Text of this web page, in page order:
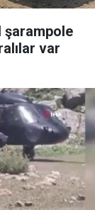
şarampole
var